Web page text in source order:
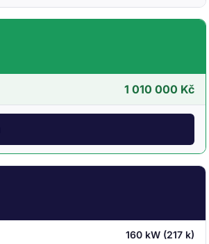
1 010 000 Kč
160 kW (217 k)